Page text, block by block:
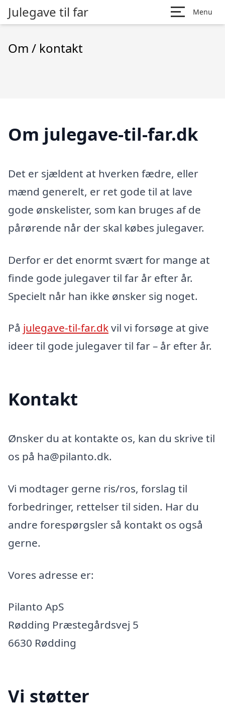
Julegave til far Menu
Om / kontakt
Om julegave-til-far.dk
Det er sjældent at hverken fædre, eller
mænd generelt, er ret gode til at lave
gode ønskelister, som kan bruges af de
pårørende når der skal købes julegaver.
Derfor er det enormt svært for mange at
finde gode julegaver til far år efter år.
Specielt når han ikke ønsker sig noget.
På julegave-til-far.dkvil vi forsøge at give
ideer til gode julegaver til far – år efter år.
Kontakt
Ønsker du at kontakte os, kan du skrive til
os på ha@pilanto.dk.
Vi modtager gerne ris/ros, forslag til
forbedringer, rettelser til siden. Har du
andre forespørgsler så kontakt os også
gerne.
Vores adresse er:
Pilanto ApS
Rødding Præstegårdsvej 5
6630 Rødding
Vi støtter